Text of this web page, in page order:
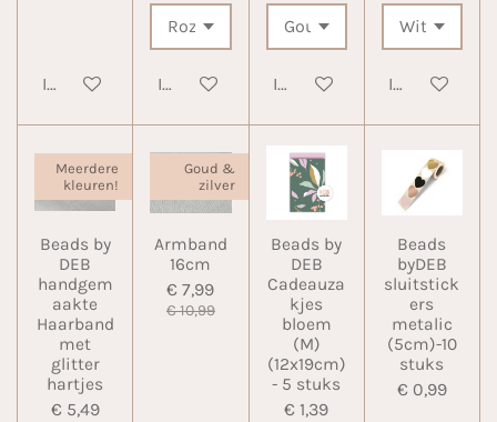
In winkelwagenIn winkelwagenIn winkelwagen
In
Meerdere
kleuren!
Beads by
DEB
handgem
aakte
Haarband
met
glitter
hartjes
€ 5,49
Goud &
zilver
Armband
16cm
€ 7,99
€ 10,99
Beads by
DEB
Cadeauza
kjes
bloem
(M)
(12x19cm)
- 5 stuks
€ 1,39
Beads
byDEB
sluitstick
ers
metalic
(5cm)-10
stuks
€ 0,99